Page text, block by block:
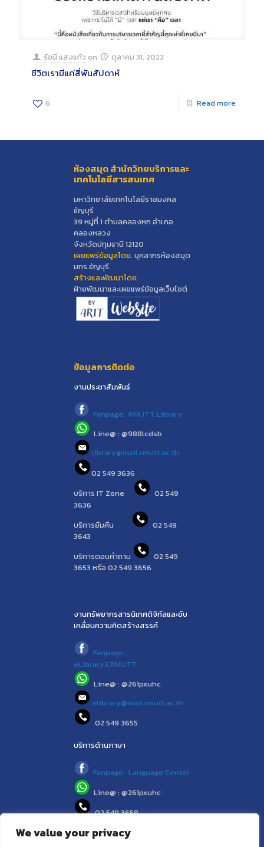
We value your privacy
รัชนี แสงแก้ว on ตุลาคม 31, 2023
ชีวิตเรามีแค่สี่พันสัปดาห์
6 Read more
ห้องสมุด สำนักวิทยบริการและ
เทคโนโลยีสารสนเทศ
มหาวิทยาลัยเทคโนโลยีราชมงคล
ธัญบุรี
39 หมู่ที่ 1 ตำบลคลองหก อำเภอ
คลองหลวง
จังหวัดปทุมธานี 12120
เผยแพร่ข้อมูลโดย.บุคลากรห้องสมุด
มทร.ธัญบุรี
สร้างและพัฒนาโดย.
ฝ่ายพัฒนาและเผยแพร่ข้อมูลเว็บไซต์
ข้อมูลการติดต่อ
งานประชาสัมพันธ์
Fanpage : RMUTT.Library
Line@ : @988lcdsb
library@mail.rmutt.ac.th
02 549 3636
บริการ IT Zone
02 549
3636
บริการยืมคืน
02 549
3643
บริการตอบคำถาม
02 549
3653 หรือ 02 549 3656
งานทรัพยากรสารนิเทศดิจิทัลและขับ
เคลื่อนความคิดสร้างสรรค์
Fanpage :
eLibrary3.RMUTT
Line@ : @261pxuhc
elibrary@mail.rmutt.ac.th
02 549 3655
บริการด้านภาษา
Fanpage : Language Center
Line@ : @261pxuhc
02 549 3658